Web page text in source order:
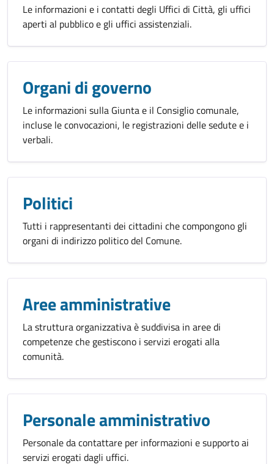
Le informazioni e i contatti degli Uffici di Città, gli uffici
aperti al pubblico e gli uffici assistenziali.
Organi di governo
Le informazioni sulla Giunta e il Consiglio comunale,
incluse le convocazioni, le registrazioni delle sedute e i
verbali.
Politici
Tutti i rappresentanti dei cittadini che compongono gli
organi di indirizzo politico del Comune.
Aree amministrative
La struttura organizzativa è suddivisa in aree di
competenze che gestiscono i servizi erogati alla
comunità.
Personale amministrativo
Personale da contattare per informazioni e supporto ai
servizi erogati dagli uffici.